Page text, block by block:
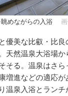
めながらの入浴
優美な比叡・比良
天然温泉大浴場
そる。温泉はさ
増進などの適応
温泉入浴とラン